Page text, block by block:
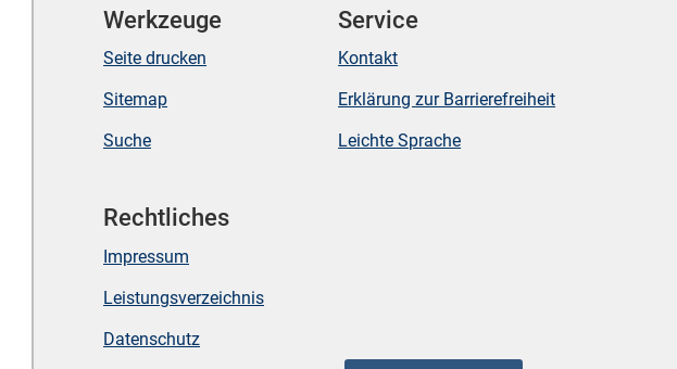
Werkzeuge
Seite drucken
Sitemap
Suche
Service
Kontakt
Erklärung zur Barrierefreiheit
Leichte Sprache
Rechtliches
Impressum
Leistungsverzeichnis
Datenschutz